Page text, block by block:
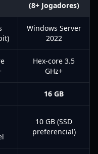
(8+ Jogadores)
Windows Server
2022
Hex-core 3.5
GHz+
16 GB
10 GB (SSD
preferencial)